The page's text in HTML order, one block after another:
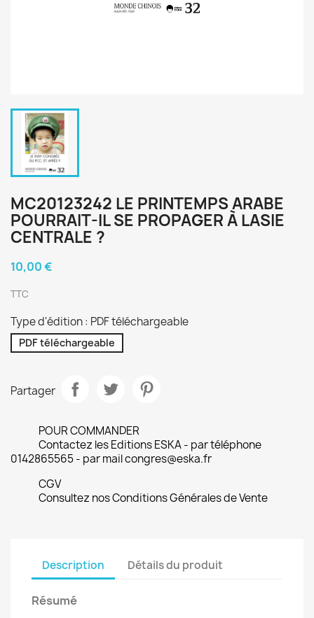
MC20123242 LE PRINTEMPS ARABE
POURRAIT-IL SE PROPAGER À LASIE
CENTRALE ?
10,00 €
TTC
Type d'édition : PDF téléchargeable
PDF téléchargeable
Partager
POUR COMMANDER
Contactez les Editions ESKA - par téléphone
0142865565 - par mail congres@eska.fr
CGV
Consultez nos Conditions Générales de Vente
Description Détails du produit
Résumé